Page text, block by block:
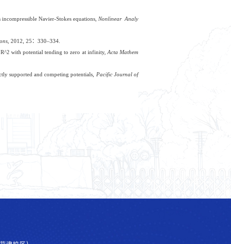
Navier-Stokes equations, Nonlinear Analy
, 2012, 25 ： 330–334.
with potential tending to zero at infinity, Acta Mathem
supported and competing potentials,
Pacific Journal of